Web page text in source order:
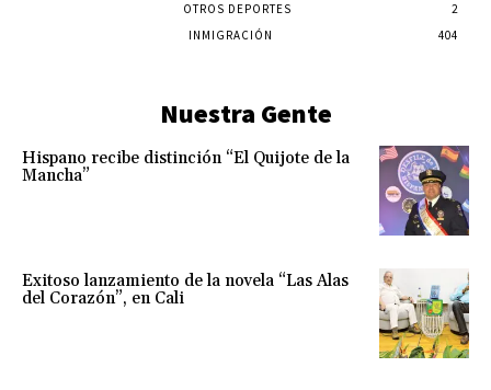
OTROS DEPORTES
2
INMIGRACIÓN
404
Nuestra Gente
Hispano recibe distinción “El Quijote de la
Mancha”
Exitoso lanzamiento de la novela “Las Alas
del Corazón”, en Cali